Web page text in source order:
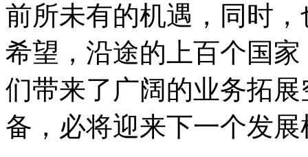
前所未有的机遇，同时
希望，沿途的上百个国
们带来了广阔的业务拓
备，必将迎来下一个发展